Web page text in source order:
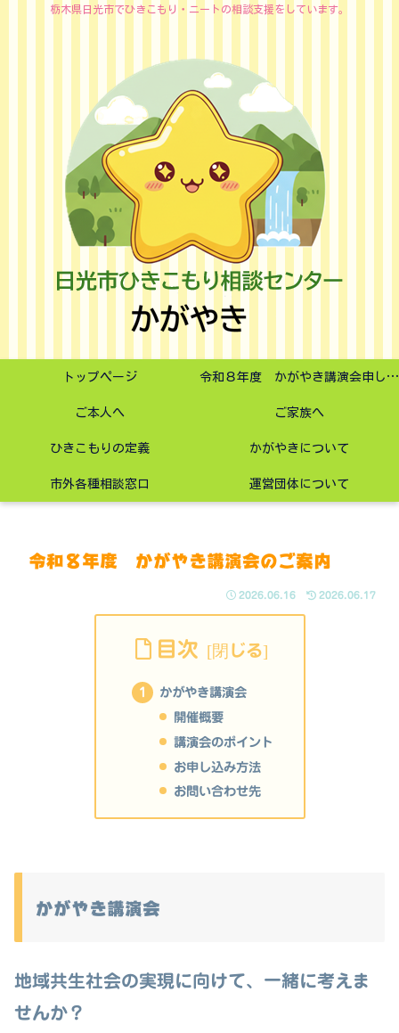
栃木県日光市でひきこもり・ニートの相談支援をしています。
トップページ 令和８年度 かがやき講演会申し込みフォーム
ご本人へ ご家族へ
ひきこもりの定義 かがやきについて
市外各種相談窓口 運営団体について
令和８年度 かがやき講演会のご案内
2026.06.16 2026.06.17
目次
かがやき講演会
開催概要
講演会のポイント
お申し込み方法
お問い合わせ先
かがやき講演会
地域共生社会の実現に向けて、一緒に考えま
せんか？